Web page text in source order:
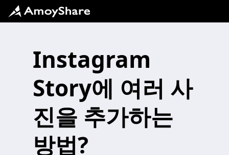
Instagram
Story에 여러 사
진을 추가하는
방법?